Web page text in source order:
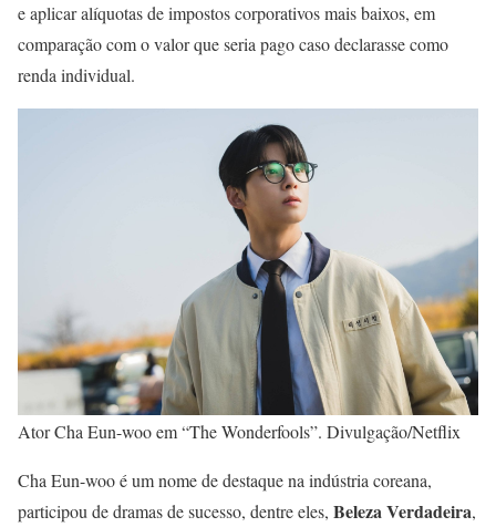
e aplicar alíquotas de impostos corporativos mais baixos, em
comparação com o valor que seria pago caso declarasse como
renda individual.
Ator Cha Eun-woo em “The Wonderfools”. Divulgação/Netflix
Cha Eun-woo é um nome de destaque na indústria coreana,
participou de dramas de sucesso, dentre eles, Beleza Verdadeira,